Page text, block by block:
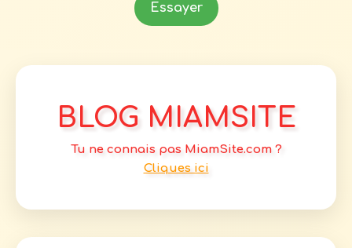
Essayer
BLOG MIAMSITE
Tu ne connais pas MiamSite.com ?
Cliques ici